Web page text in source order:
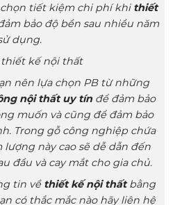
tiết kiệm chi phí khi thiết
bảo độ bền sau nhiều năm
dụng.
kế nội thất
nên lựa chọn PB từ những
nội thất uy tínđể đảm bảo
muốn và cũng để đảm bảo
Trong gỗ công nghiệp chứa
này cao sẽ dễ dẫn đến
đầu và cay mắt cho gia chủ.
tin về thiết kế nội thấtbằng
có thắc mắc nào hãy liên hệ